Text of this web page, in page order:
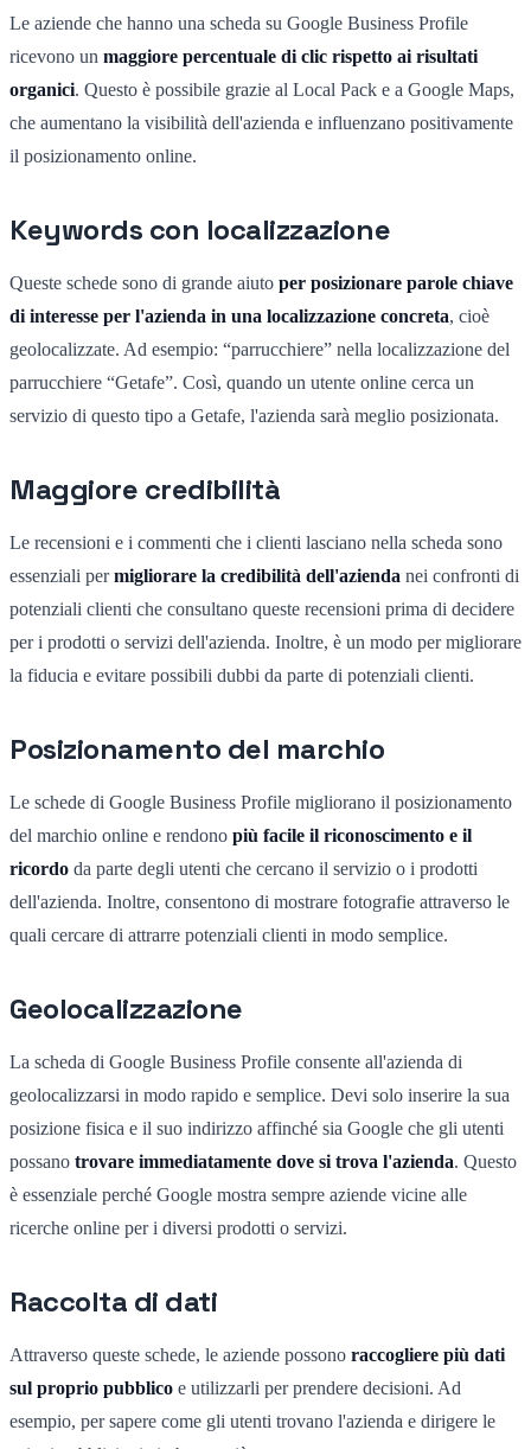
Le aziende che hanno una scheda su Google Business Profile
ricevono un maggiore percentuale di clic rispetto ai risultati
organici. Questo è possibile grazie al Local Pack e a Google Maps,
che aumentano la visibilità dell'azienda e influenzano positivamente
il posizionamento online.
Keywords con localizzazione
Queste schede sono di grande aiuto per posizionare parole chiave
di interesse per l'azienda in una localizzazione concreta, cioè
geolocalizzate. Ad esempio: “parrucchiere” nella localizzazione del
parrucchiere “Getafe”. Così, quando un utente online cerca un
servizio di questo tipo a Getafe, l'azienda sarà meglio posizionata.
Maggiore credibilità
Le recensioni e i commenti che i clienti lasciano nella scheda sono
essenziali permigliorare la credibilità dell'azienda nei confronti di
potenziali clienti che consultano queste recensioni prima di decidere
per i prodotti o servizi dell'azienda. Inoltre, è un modo per migliorare
la fiducia e evitare possibili dubbi da parte di potenziali clienti.
Posizionamento del marchio
Le schede di Google Business Profile migliorano il posizionamento
del marchio online e rendono più facile il riconoscimento e il
ricordo da parte degli utenti che cercano il servizio o i prodotti
dell'azienda. Inoltre, consentono di mostrare fotografie attraverso le
quali cercare di attrarre potenziali clienti in modo semplice.
Geolocalizzazione
La scheda di Google Business Profile consente all'azienda di
geolocalizzarsi in modo rapido e semplice. Devi solo inserire la sua
posizione fisica e il suo indirizzo affinché sia Google che gli utenti
possano trovare immediatamente dove si trova l'azienda. Questo
è essenziale perché Google mostra sempre aziende vicine alle
ricerche online per i diversi prodotti o servizi.
Raccolta di dati
Attraverso queste schede, le aziende possono raccogliere più dati
sul proprio pubblico e utilizzarli per prendere decisioni. Ad
esempio, per sapere come gli utenti trovano l'azienda e dirigere le